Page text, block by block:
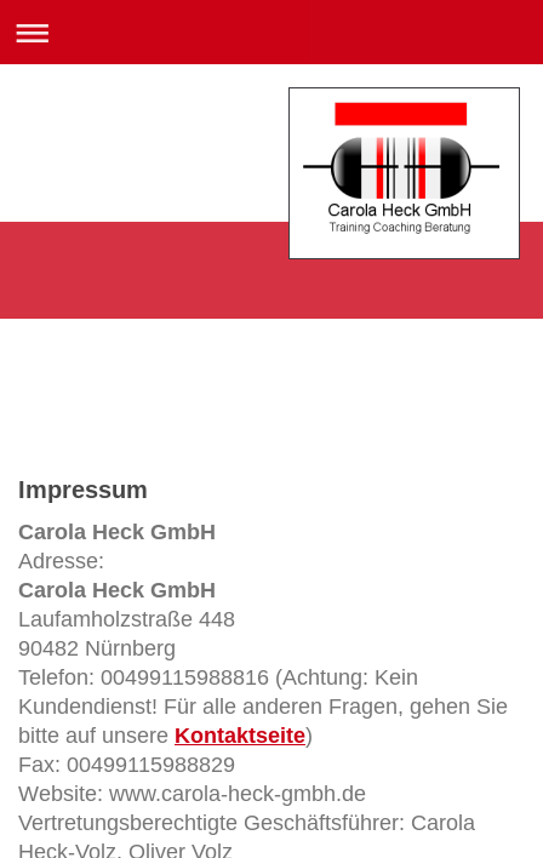
Impressum
Carola Heck GmbH
Adresse:
Carola Heck GmbH
Laufamholzstraße 448
90482 Nürnberg
Telefon: 00499115988816 (Achtung: Kein
Kundendienst! Für alle anderen Fragen, gehen Sie
bitte auf unsere Kontaktseite)
Fax: 00499115988829
Website: www.carola-heck-gmbh.de
Vertretungsberechtigte Geschäftsführer: Carola
Heck-Volz, Oliver Volz